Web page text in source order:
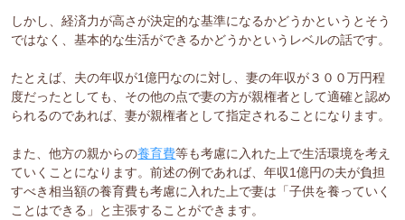
しかし、経済力が高さが決定的な基準になるかどうかというとそう
ではなく、基本的な生活ができるかどうかというレベルの話です。
たとえば、夫の年収が1億円なのに対し、妻の年収が３００万円程
度だったとしても、その他の点で妻の方が親権者として適確と認め
られるのであれば、妻が親権者として指定されることになります。
また、他方の親からの養育費等も考慮に入れた上で生活環境を考え
ていくことになります。前述の例であれば、年収1億円の夫が負担
すべき相当額の養育費も考慮に入れた上で妻は「子供を養っていく
ことはできる」と主張することができます。